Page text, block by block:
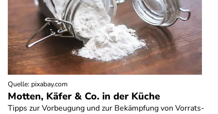
Motten, Käfer & Co. in der Küche
Tipps zur Vorbeugung und zur Bekämpfung von Vorrats-
Quelle: pixabay.com